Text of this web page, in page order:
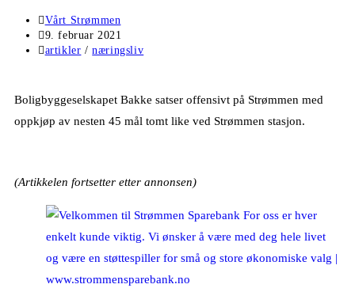
Vårt Strømmen
9. februar 2021
artikler / næringsliv
Boligbyggeselskapet Bakke satser offensivt på Strømmen med
oppkjøp av nesten 45 mål tomt like ved Strømmen stasjon.
(Artikkelen fortsetter etter annonsen)